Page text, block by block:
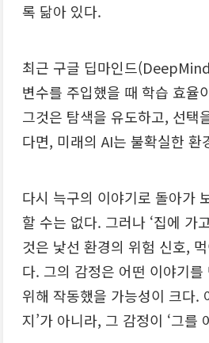
록 닮아 있다.
최근 구글 딥마인드
변수를 주입했을 때 학습 효율
그것은 탐색을 유도하고, 선택
다면, 미래의 AI는 불확실한 환
다시 늑구의 이야기로 돌아가
할 수는 없다. 그러나 ‘집에 가
것은 낯선 환경의 위험 신호,
다. 그의 감정은 어떤 이야기
위해 작동했을 가능성이 크다.
지’가 아니라, 그 감정이 ‘그를